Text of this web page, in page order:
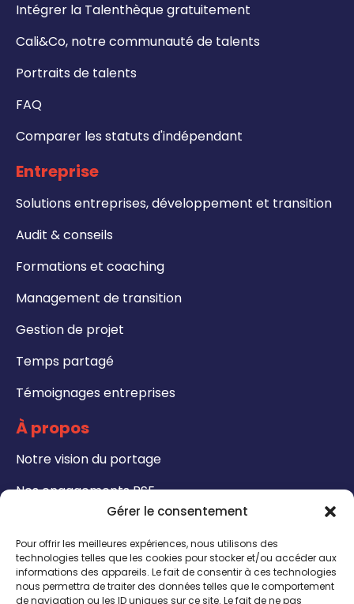
Gérer le consentement
Pour offrir les meilleures expériences, nous utilisons des
technologies telles que les cookies pour stocker et/ou accéder aux
informations des appareils. Le fait de consentir à ces technologies
nous permettra de traiter des données telles que le comportement
de navigation ou les ID uniques sur ce site. Le fait de ne pas
Intégrer la Talenthèque gratuitement
Cali&Co, notre communauté de talents
Portraits de talents
FAQ
Comparer les statuts d'indépendant
Entreprise
Solutions entreprises, développement et transition
Audit & conseils
Formations et coaching
Management de transition
Gestion de projet
Temps partagé
Témoignages entreprises
À propos
Notre vision du portage
Nos engagements RSE
Notre catalogue de formation
Formateurs - Bénéficiez de notre certification